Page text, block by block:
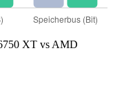
XT vs AMD